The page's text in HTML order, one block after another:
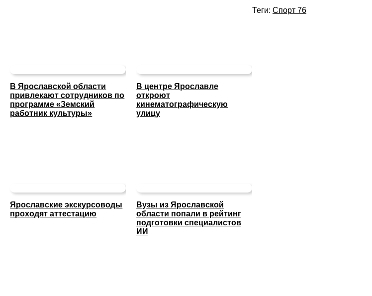
В Ярославской области
привлекают сотрудников по
программе «Земский
работник культуры»
В центре Ярославле
откроют
кинематографическую
улицу
Ярославские экскурсоводы
проходят аттестацию
Вузы из Ярославской
области попали в рейтинг
подготовки специалистов
ИИ
Теги: Спорт 76